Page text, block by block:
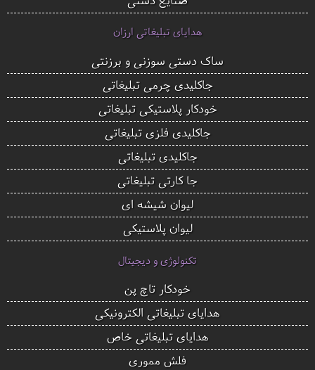
هدایای تبلیغاتی ارزان
ساک دستی سوزنی و برزنتی
جاکلیدی چرمی تبلیغاتی
خودکار پلاستیکی تبلیغاتی
جاکلیدی فلزی تبلیغاتی
جاکلیدی تبلیغاتی
جا کارتی تبلیغاتی
لیوان شیشه ای
لیوان پلاستیکی
تکنولوژی و دیجیتال
خودکار تاچ پن
هدایای تبلیغاتی الکترونیکی
هدایای تبلیغاتی خاص
فلش مموری